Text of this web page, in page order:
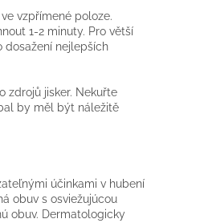
vzpřímené poloze.
1-2 minuty. Pro větší
dosažení nejlepších
zdrojů jisker. Nekuřte
by měl být náležitě
účinkami v hubení
obuv s osviežujúcou
obuv. Dermatologicky